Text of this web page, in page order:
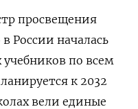
просвещения
России началась
по всем
к 2032
вели единые